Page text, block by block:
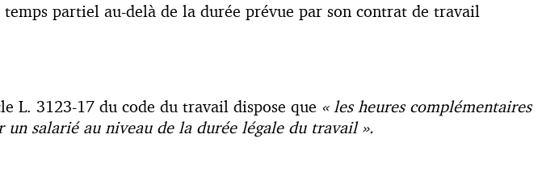
partiel au-delà de la durée prévue par son contrat de travail
L. 3123-17 du code du travail dispose que « les heures complémentaires
salarié au niveau de la durée légale du travail ».